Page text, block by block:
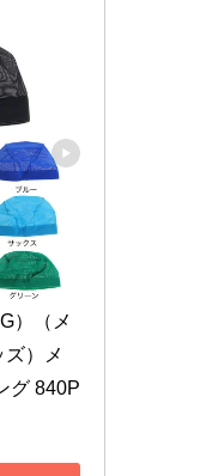
）（メ
）メ
グ 840P